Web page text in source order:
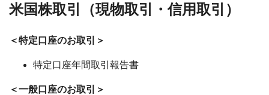
米国株取引（現物取引・信用取引）
＜特定口座のお取引＞
特定口座年間取引報告書
＜一般口座のお取引＞